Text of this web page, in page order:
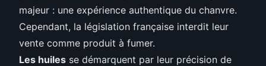
majeur : une expérience authentique du chanvre.
Cependant, la législation française interdit leur
vente comme produit à fumer.
Les huiles se démarquent par leur précision de